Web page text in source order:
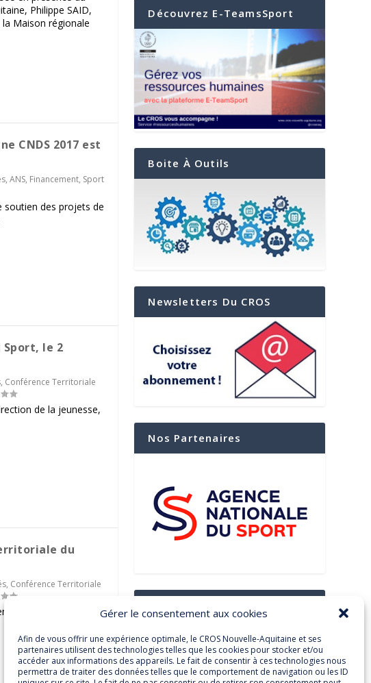
Gérer le consentement aux cookies
Afin de vous offrir une expérience optimale, le CROS Nouvelle-Aquitaine et ses
partenaires utilisent des technologies telles que les cookies pour stocker et/ou
accéder aux informations des appareils. Le fait de consentir à ces technologies nous
permettra de traiter des données telles que le comportement de navigation ou les ID
Philippe SAID,
Maison régionale
CNDS 2017 est
, ANS, Financement, Sport
soutien des projets de
le 2
, Conférence Territoriale
de la jeunesse,
du
, Conférence Territoriale
faveur du sport doit
Découvrez E-TeamsSport
Boite À Outils
Newsletters Du CROS
Nos Partenaires
Réseaux Sociaux
Facebook Twitter